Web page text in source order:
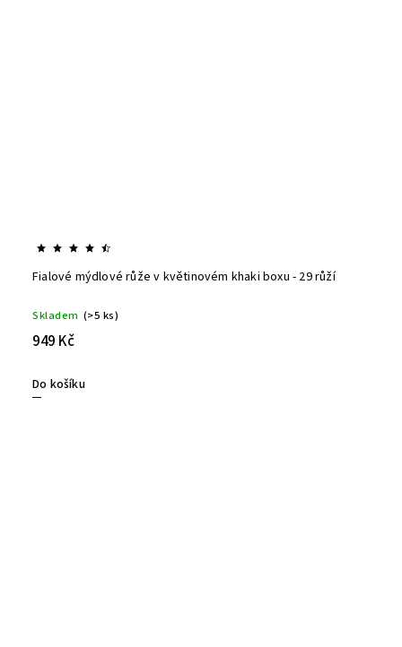
Fialové mýdlové růže v květinovém khaki boxu - 29 růží
Skladem (>5 ks)
949 Kč
Do košíku